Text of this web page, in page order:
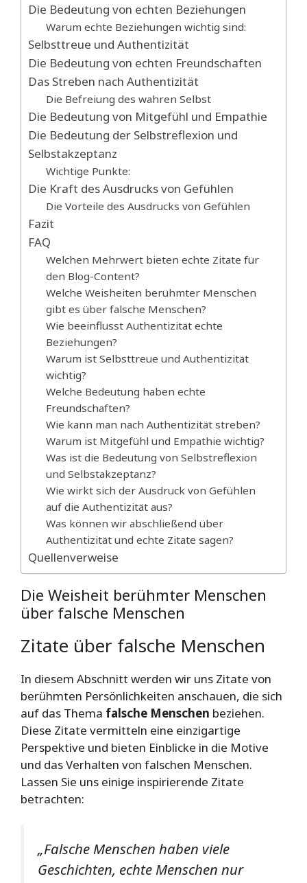
Die Bedeutung von echten Beziehungen
Warum echte Beziehungen wichtig sind:
Selbsttreue und Authentizität
Die Bedeutung von echten Freundschaften
Das Streben nach Authentizität
Die Befreiung des wahren Selbst
Die Bedeutung von Mitgefühl und Empathie
Die Bedeutung der Selbstreflexion und
Selbstakzeptanz
Wichtige Punkte:
Die Kraft des Ausdrucks von Gefühlen
Die Vorteile des Ausdrucks von Gefühlen
Fazit
FAQ
Welchen Mehrwert bieten echte Zitate für
den Blog-Content?
Welche Weisheiten berühmter Menschen
gibt es über falsche Menschen?
Wie beeinflusst Authentizität echte
Beziehungen?
Warum ist Selbsttreue und Authentizität
wichtig?
Welche Bedeutung haben echte
Freundschaften?
Wie kann man nach Authentizität streben?
Warum ist Mitgefühl und Empathie wichtig?
Was ist die Bedeutung von Selbstreflexion
und Selbstakzeptanz?
Wie wirkt sich der Ausdruck von Gefühlen
auf die Authentizität aus?
Was können wir abschließend über
Authentizität und echte Zitate sagen?
Quellenverweise
Die Weisheit berühmter Menschen
über falsche Menschen
Zitate über falsche Menschen
In diesem Abschnitt werden wir uns Zitate von
berühmten Persönlichkeiten anschauen, die sich
auf das Thema falsche Menschen beziehen.
Diese Zitate vermitteln eine einzigartige
Perspektive und bieten Einblicke in die Motive
und das Verhalten von falschen Menschen.
Lassen Sie uns einige inspirierende Zitate
betrachten:
„Falsche Menschen haben viele
Geschichten, echte Menschen nur